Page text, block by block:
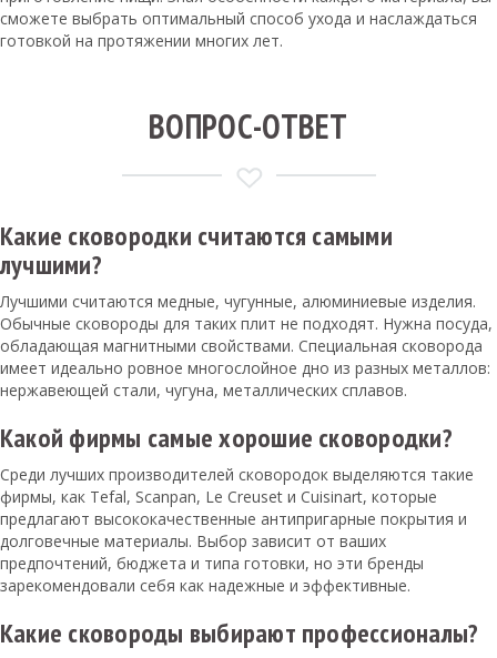
сможете выбрать оптимальный способ ухода и наслаждаться
готовкой на протяжении многих лет.
ВОПРОС-ОТВЕТ
Какие сковородки считаются самыми
лучшими?
Лучшими считаются медные, чугунные, алюминиевые изделия.
Обычные сковороды для таких плит не подходят. Нужна посуда,
обладающая магнитными свойствами. Специальная сковорода
имеет идеально ровное многослойное дно из разных металлов:
нержавеющей стали, чугуна, металлических сплавов.
Какой фирмы самые хорошие сковородки?
Среди лучших производителей сковородок выделяются такие
фирмы, как Tefal, Scanpan, Le Creuset и Cuisinart, которые
предлагают высококачественные антипригарные покрытия и
долговечные материалы. Выбор зависит от ваших
предпочтений, бюджета и типа готовки, но эти бренды
зарекомендовали себя как надежные и эффективные.
Какие сковороды выбирают профессионалы?